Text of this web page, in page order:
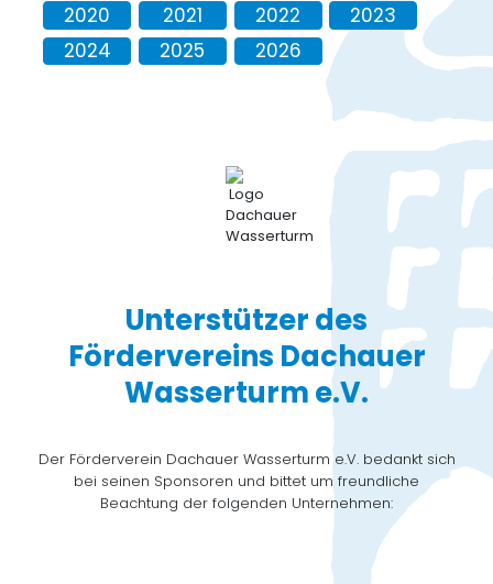
2020
2021 2022
2023
2024
2025 2026
Unterstützer des
Fördervereins Dachauer
Wasserturm e.V.
Der Förderverein Dachauer Wasserturm e.V. bedankt sich
bei seinen Sponsoren und bittet um freundliche
Beachtung der folgenden Unternehmen: